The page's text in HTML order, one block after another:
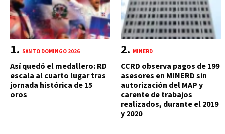
SANTO DOMINGO 2026
Así quedó el medallero: RD
escala al cuarto lugar tras
jornada histórica de 15
oros
MINERD
CCRD observa pagos de 199
asesores en MINERD sin
autorización del MAP y
carente de trabajos
realizados, durante el 2019
y 2020